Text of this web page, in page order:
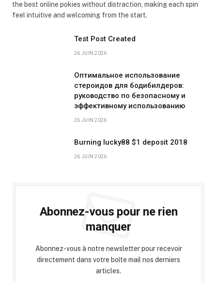
the best online pokies without distraction, making each spin
feel intuitive and welcoming from the start.
Test Post Created
26 JUIN 2026
Оптимальное использование
стероидов для бодибилдеров:
руководство по безопасному и
эффективному использованию
26 JUIN 2026
Burning lucky88 $1 deposit 2018
26 JUIN 2026
Abonnez-vous pour ne rien
manquer
Abonnez-vous à notre newsletter pour recevoir
directement dans votre boîte mail nos derniers
articles.